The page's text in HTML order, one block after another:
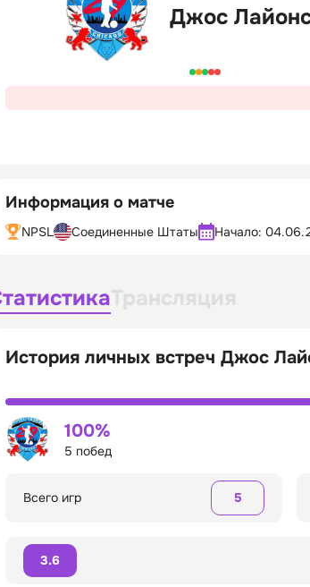
Джос
Информация о матче
NPSL Соединенные Штаты Начало:
История личных встреч Джос
100%
5 побед
Всего игр 5
3.6